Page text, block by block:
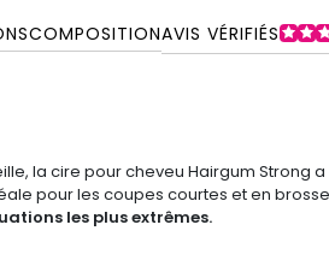
COMPOSITIONAVIS VÉRIFIÉS
la cire pour cheveu Hairgum Strong
pour les coupes courtes et en
les plus extrêmes.